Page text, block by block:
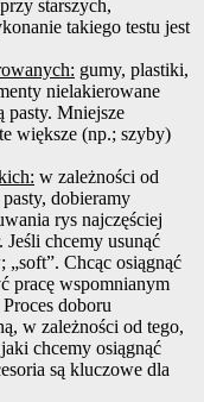
starszych,
takiego testu jest
gumy, plastiki,
nielakierowane
pasty. Mniejsze
większe (np.; szyby)
w zależności od
dobieramy
rys najczęściej
chcemy usunąć
Chcąc osiągnąć
pracę wspomnianym
doboru
w zależności od tego,
chcemy osiągnąć
są kluczowe dla